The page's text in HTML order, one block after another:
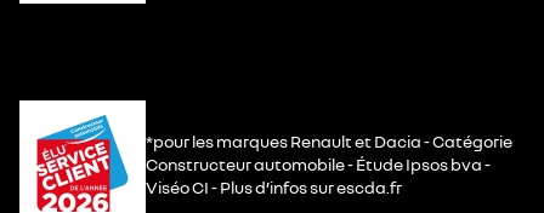
*pour les marques Renault et Dacia - Catégorie
Constructeur automobile - Étude Ipsos bva -
Viséo CI - Plus d’infos sur escda.fr